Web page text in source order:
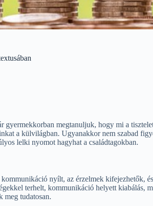
gyermekkorban megtanuljuk, hogy mi a
a külvilágban. Ugyanakkor nem szabad
lelki nyomot hagyhat a családtagokban.
nyílt, az érzelmek kifejezhetők,
terhelt, kommunikáció helyett
meg tudatosan.